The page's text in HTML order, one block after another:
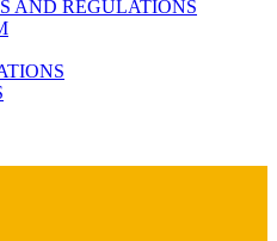
AND REGULATIONS